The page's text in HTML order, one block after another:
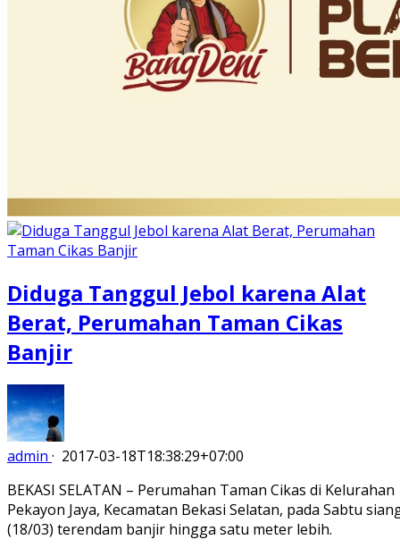
Diduga Tanggul Jebol karena Alat
Berat, Perumahan Taman Cikas
Banjir
admin · 2017-03-18T18:38:29+07:00
BEKASI SELATAN – Perumahan Taman Cikas di Kelurahan
Pekayon Jaya, Kecamatan Bekasi Selatan, pada Sabtu
(18/03) terendam banjir hingga satu meter lebih.